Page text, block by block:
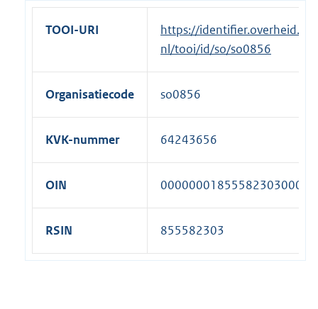
TOOI-URI
https://identifier.overheid.
nl/tooi/id/so/so0856
Organisatiecode so0856
KVK-nummer 64243656
OIN 00000001855582303000
RSIN 855582303